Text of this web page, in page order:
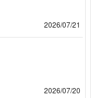
2026/07/21
2026/07/20